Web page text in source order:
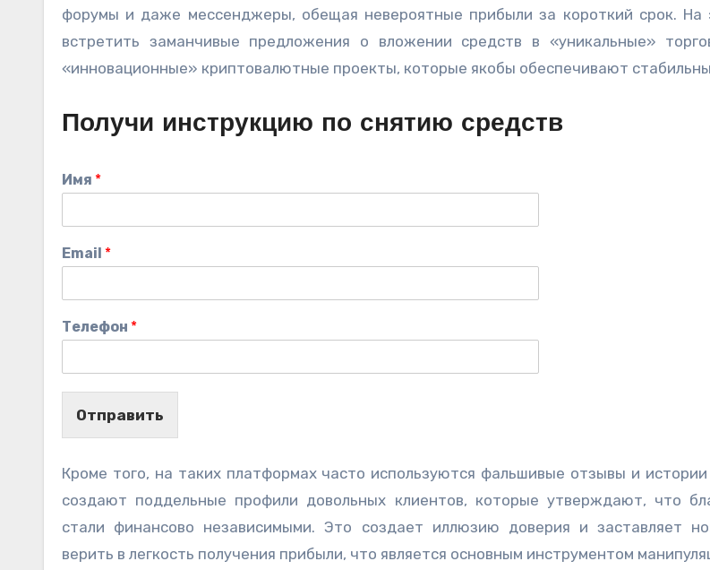
форумы и даже мессенджеры, обещая невероятные прибыли за короткий срок. На
встретить заманчивые предложения о вложении средств в «уникальные»
«инновационные» криптовалютные проекты, которые якобы обеспечивают
Получи инструкцию по снятию средств
Имя *
Email *
Телефон *
Отправить
Кроме того, на таких платформах часто используются фальшивые отзывы и
создают поддельные профили довольных клиентов, которые утверждают, что
стали финансово независимыми. Это создает иллюзию доверия и заставляет
верить в легкость получения прибыли, что является основным инструментом